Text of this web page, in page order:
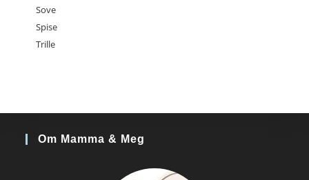
Sove
Spise
Trille
Om Mamma & Meg